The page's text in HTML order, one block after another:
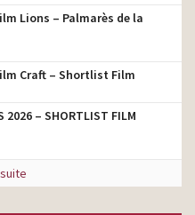
Lions – Palmarès de la
Craft – Shortlist Film
2026 – SHORTLIST FILM